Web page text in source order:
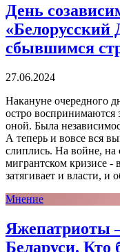
День
«Белорусский
сбывшимся
27.06.2024
Накануне очередного
остро
оной. Была
А теперь и вовсе вся
слиплись. На войне, на
мигрантском кризисе -
затягивает и власти, и
Мнение
Беларуси. Кто